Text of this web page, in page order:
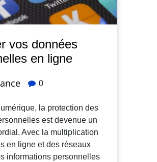
vos données
en ligne
0
la protection des
est devenue un
Avec la multiplication
en ligne et des réseaux
informations personnelles